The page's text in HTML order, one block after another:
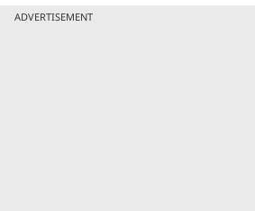
ADVERTISEMENT